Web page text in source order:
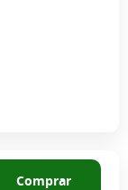
Comprar